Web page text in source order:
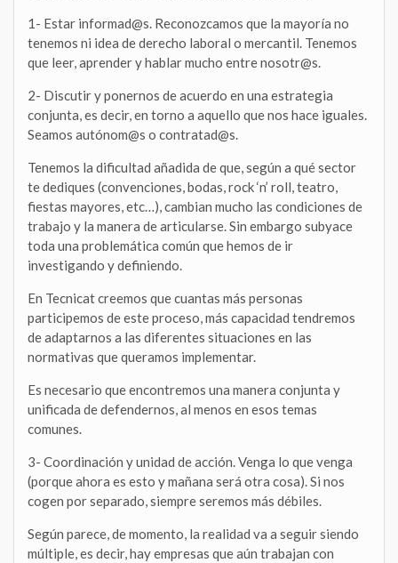
1- Estar informad@s. Reconozcamos que la mayoría no
tenemos ni idea de derecho laboral o mercantil. Tenemos
que leer, aprender y hablar mucho entre nosotr@s.
2- Discutir y ponernos de acuerdo en una estrategia
conjunta, es decir, en torno a aquello que nos hace iguales.
Seamos autónom@s o contratad@s.
Tenemos la dificultad añadida de que, según a qué sector
te dediques (convenciones, bodas, rock ‘n’ roll, teatro,
fiestas mayores, etc…), cambian mucho las condiciones de
trabajo y la manera de articularse. Sin embargo subyace
toda una problemática común que hemos de ir
investigando y definiendo.
En Tecnicat creemos que cuantas más personas
participemos de este proceso, más capacidad tendremos
de adaptarnos a las diferentes situaciones en las
normativas que queramos implementar.
Es necesario que encontremos una manera conjunta y
unificada de defendernos, al menos en esos temas
comunes.
3- Coordinación y unidad de acción. Venga lo que venga
(porque ahora es esto y mañana será otra cosa). Si nos
cogen por separado, siempre seremos más débiles.
Según parece, de momento, la realidad va a seguir siendo
múltiple, es decir, hay empresas que aún trabajan con